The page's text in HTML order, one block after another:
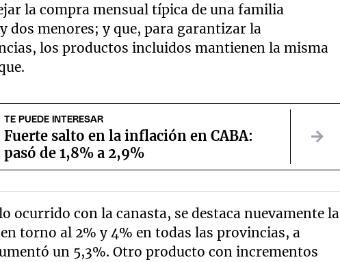
la compra mensual típica de una familia
dos menores; y que, para garantizar la
los productos incluidos mantienen la misma
TE PUEDE INTERESAR
Fuerte salto en la inflación en CABA:
pasó de 1,8% a 2,9%
ocurrido con la canasta, se destaca nuevamente la
torno al 2% y 4% en todas las provincias, a
un 5,3%. Otro producto con incrementos